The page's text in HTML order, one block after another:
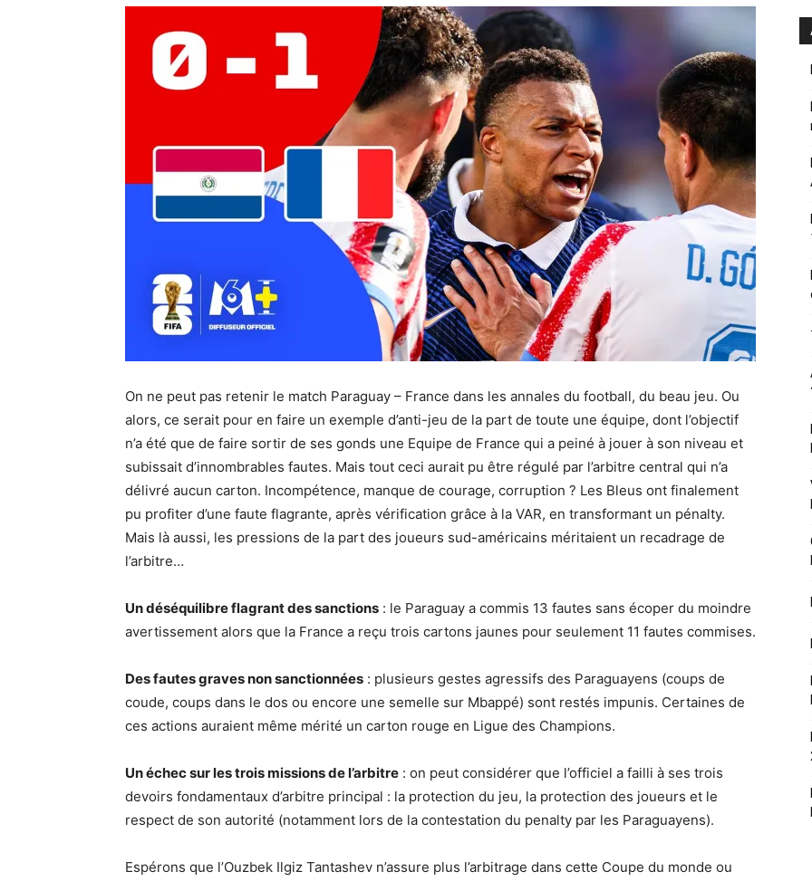
On ne peut pas retenir le match Paraguay – France dans les annales du football, du beau jeu. Ou
alors, ce serait pour en faire un exemple d’anti-jeu de la part de toute une équipe, dont l’objectif
n’a été que de faire sortir de ses gonds une Equipe de France qui a peiné à jouer à son niveau et
subissait d’innombrables fautes. Mais tout ceci aurait pu être régulé par l’arbitre central qui n’a
délivré aucun carton. Incompétence, manque de courage, corruption ? Les Bleus ont finalement
pu profiter d’une faute flagrante, après vérification grâce à la VAR, en transformant un pénalty.
Mais là aussi, les pressions de la part des joueurs sud-américains méritaient un recadrage de
l’arbitre…
Un déséquilibre flagrant des sanctions : le Paraguay a commis 13 fautes sans écoper du moindre
avertissement alors que la France a reçu trois cartons jaunes pour seulement 11 fautes commises.
Des fautes graves non sanctionnées : plusieurs gestes agressifs des Paraguayens (coups de
coude, coups dans le dos ou encore une semelle sur Mbappé) sont restés impunis. Certaines de
ces actions auraient même mérité un carton rouge en Ligue des Champions.
Un échec sur les trois missions de l’arbitre : on peut considérer que l’officiel a failli à ses trois
devoirs fondamentaux d’arbitre principal : la protection du jeu, la protection des joueurs et le
respect de son autorité (notamment lors de la contestation du penalty par les Paraguayens).
Espérons que l’Ouzbek Ilgiz Tantashev n’assure plus l’arbitrage dans cette Coupe du monde ou